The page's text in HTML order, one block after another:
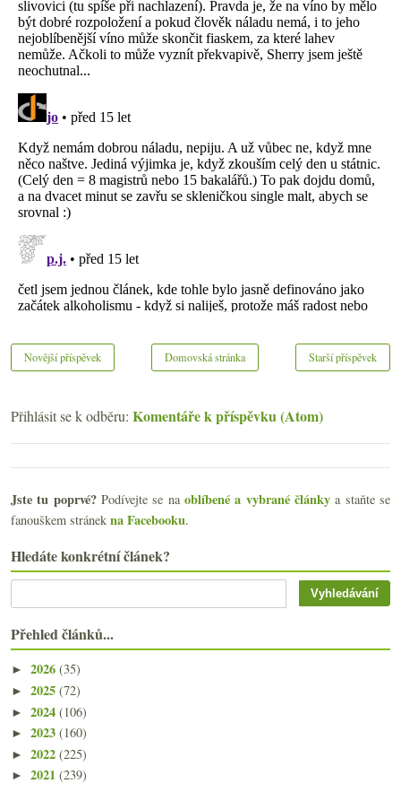
Novější příspěvek Starší příspěvek
Domovská stránka
Přihlásit se k odběru: Komentáře k příspěvku (Atom)
Jste tu poprvé?Podívejte se naoblíbené a vybrané články a staňte se
fanouškem stránek na Facebooku.
Hledáte konkrétní článek?
Přehled článků...
► 2026 (35)
► 2025 (72)
► 2024 (106)
► 2023 (160)
► 2022 (225)
► 2021 (239)